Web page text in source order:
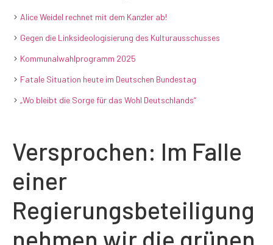
Alice Weidel rechnet mit dem Kanzler ab!
Gegen die Linksideologisierung des Kulturausschusses
Kommunalwahlprogramm 2025
Fatale Situation heute im Deutschen Bundestag
„Wo bleibt die Sorge für das Wohl Deutschlands“
Versprochen: Im Falle
einer
Regierungsbeteiligung
nehmen wir die grünen